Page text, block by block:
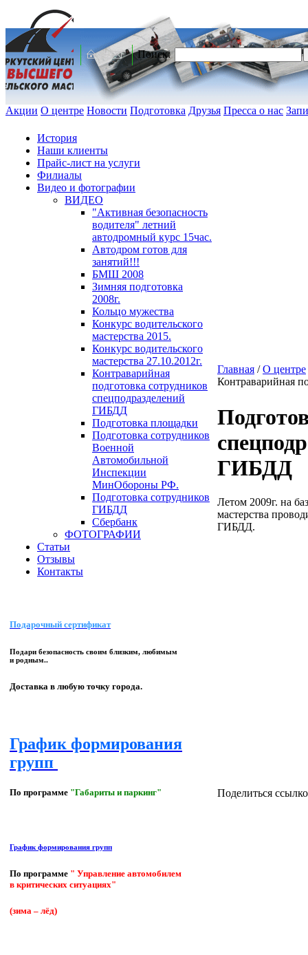
Поиск:
Акции О центре Новости Подготовка Друзья Пресса о нас
История
Наши клиенты
Прайс-лист на услуги
Филиалы
Видео и фотографии
ВИДЕО
"Активная безопасность
водителя" летний
автодромный курс 15час.
Автодром готов для
занятий!!!
БМШ 2008
Зимняя подготовка
2008г.
Кольцо мужества
Конкурс водительского
мастерства 2015.
Конкурс водительского
мастерства 27.10.2012г.
Контраварийная
подготовка сотрудников
спецподразделений
ГИБДД
Подготовка площадки
Подготовка сотрудников
Военной
Автомобильной
Инспекции
МинОбороны РФ.
Подготовка сотрудников
ГИБДД
Сбербанк
ФОТОГРАФИИ
Статьи
Отзывы
Контакты
Подарочный сертификат
Подари безопасность своим близким, любимым
и родным..
Доставка в любую точку города.
График формирования
групп
По программе "Габариты и паркинг"
График формирования групп
По программе " Управление автомобилем
в критических ситуациях"
(зима – лёд)
Главная /О центре
Контраварийная
ГИБДД
Летом 2009г. на
мастерства
ГИБДД.
Поделиться